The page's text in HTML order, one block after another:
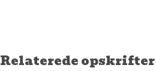
Relaterede opskrifter